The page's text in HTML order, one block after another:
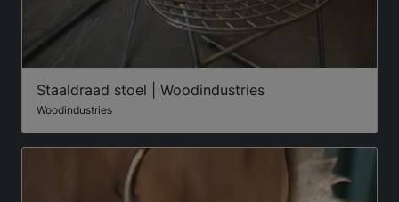
Staaldraad stoel | Woodindustries
Woodindustries